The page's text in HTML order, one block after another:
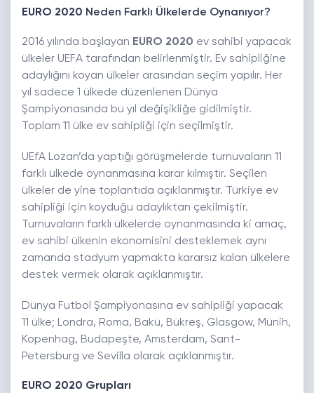
EURO 2020 Neden Farklı Ülkelerde Oynanıyor?
2016 yılında başlayan EURO 2020 ev sahibi yapacak
ülkeler UEFA tarafından belirlenmiştir. Ev sahipliğine
adaylığını koyan ülkeler arasından seçim yapılır. Her
yıl sadece 1 ülkede düzenlenen Dünya
Şampiyonasında bu yıl değişikliğe gidilmiştir.
Toplam 11 ülke ev sahipliği için seçilmiştir.
UEfA Lozan’da yaptığı görüşmelerde turnuvaların 11
farklı ülkede oynanmasına karar kılmıştır. Seçilen
ülkeler de yine toplantıda açıklanmıştır. Türkiye ev
sahipliği için koyduğu adaylıktan çekilmiştir.
Turnuvaların farklı ülkelerde oynanmasında ki amaç,
ev sahibi ülkenin ekonomisini desteklemek aynı
zamanda stadyum yapmakta kararsız kalan ülkelere
destek vermek olarak açıklanmıştır.
Dünya Futbol Şampiyonasına ev sahipliği yapacak
11 ülke; Londra, Roma, Bakü, Bükreş, Glasgow, Münih,
Kopenhag, Budapeşte, Amsterdam, Sant-
Petersburg ve Sevilla olarak açıklanmıştır.
EURO 2020 Grupları